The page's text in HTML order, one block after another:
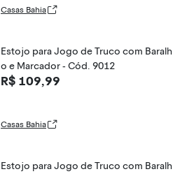
Casas Bahia
Estojo para Jogo de Truco com Baralh
o e Marcador - Cód. 9012
R$ 109,99
Casas Bahia
Estojo para Jogo de Truco com Baralh